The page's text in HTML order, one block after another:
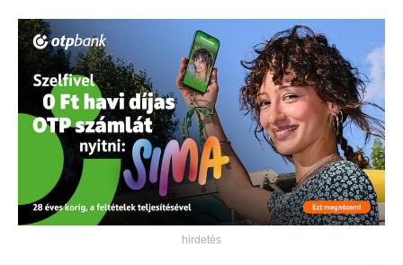
hirdetés